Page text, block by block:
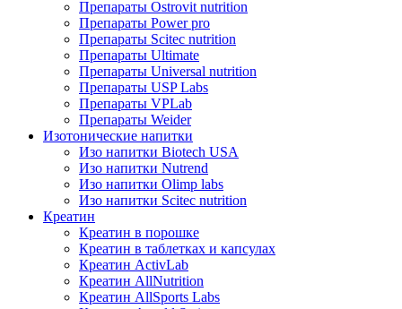
Препараты Ostrovit nutrition
Препараты Power pro
Препараты Scitec nutrition
Препараты Ultimate
Препараты Universal nutrition
Препараты USP Labs
Препараты VPLab
Препараты Weider
Изотонические напитки
Изо напитки Biotech USA
Изо напитки Nutrend
Изо напитки Olimp labs
Изо напитки Scitec nutrition
Креатин
Креатин в порошке
Креатин в таблетках и капсулах
Креатин ActivLab
Креатин AllNutrition
Креатин AllSports Labs